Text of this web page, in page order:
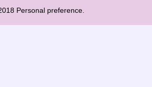
Personal preference.